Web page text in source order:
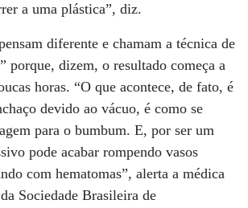
a uma plástica”, diz.
diferente e chamam a técnica de
porque, dizem, o resultado começa a
horas. “O que acontece, de fato, é
devido ao vácuo, é como se
para o bumbum. E, por ser um
pode acabar rompendo vasos
com hematomas”, alerta a médica
Sociedade Brasileira de